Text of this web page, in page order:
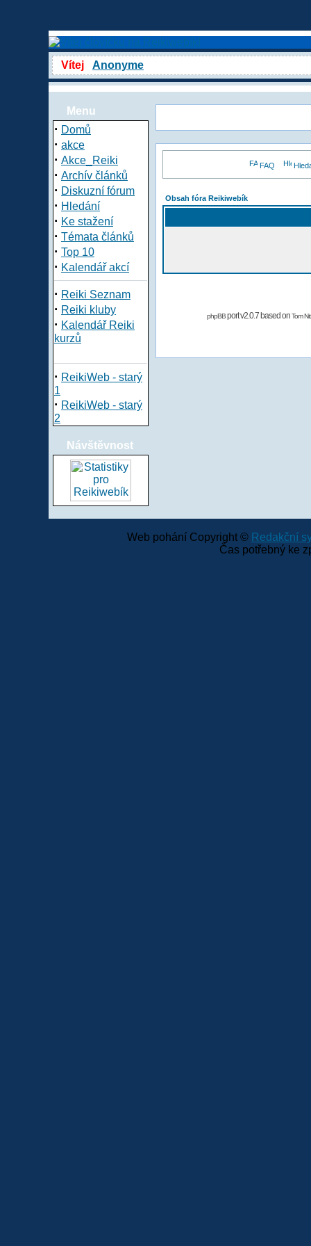
Vítej Anonyme
Menu
· Domů
· akce
· Akce_Reiki
· Archív článků
· Diskuzní fórum
· Hledání
· Ke stažení
· Témata článků
· Top 10
· Kalendář akcí
· Reiki Seznam
· Reiki kluby
· Kalendář Reiki
kurzů
· ReikiWeb - starý
1
· ReikiWeb - starý
2
Návštěvnost
FAQ
Obsah fóra Reikiwebík
phpBBport v2.0.7 based onTom
Web pohání Copyright © Redakční
Čas potřebný ke